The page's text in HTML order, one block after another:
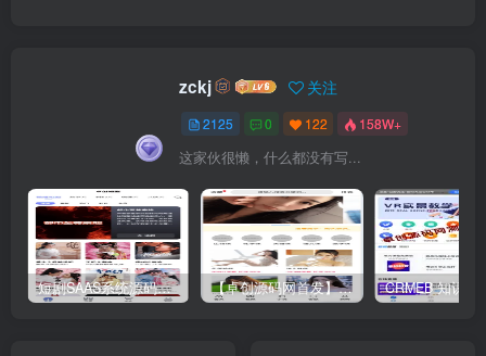
zckj 关注
2125 0 122 158W+
这家伙很懒，什么都没有写...
短剧SAAS系统源码｜多端分销+云存储+多租户架构 【卓创源码网首发】全开源视频打赏系统源码｜双模板+代理分站+易支付对接｜API全面修复｜站长盈利利器！​